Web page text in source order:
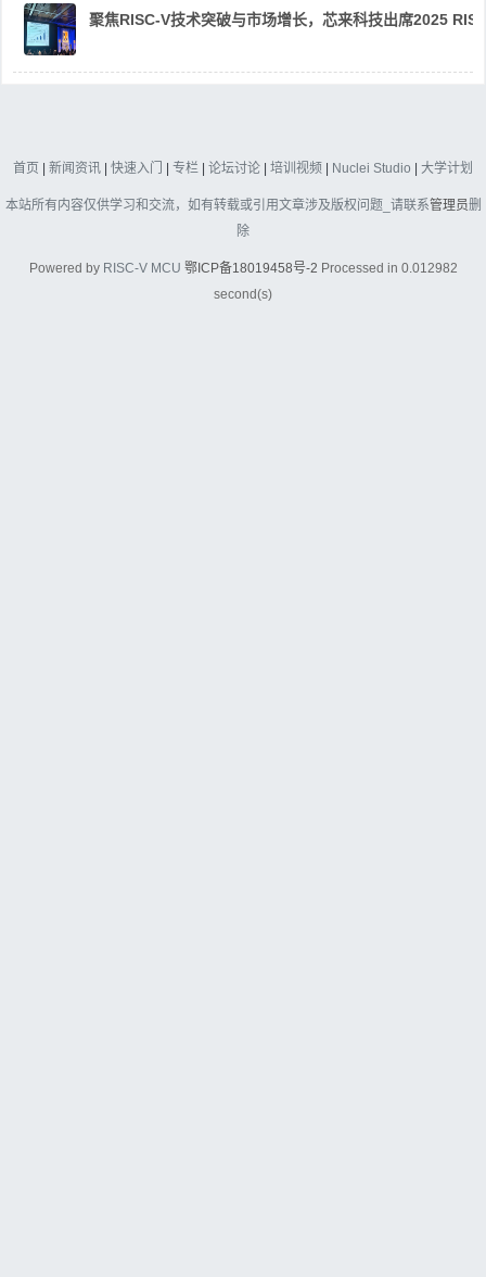
聚焦RISC-V技术突破与市场增长，芯来科技出席2025
首页 新闻资讯 快速入门 专栏 论坛讨论 培训视频 Nuclei Studio 大学计划
本站所有内容仅供学习和交流，如有转载或引用文章涉及版权问题_请联系管理员删
除
Powered by RISC-V MCU 鄂ICP备18019458号-2 Processed in 0.012982
second(s)